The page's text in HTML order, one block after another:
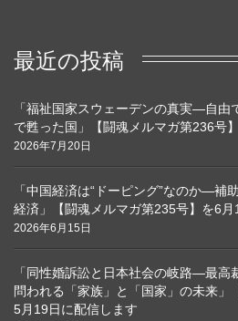
最近の投稿
「福祉国家スウェーデンの真実―自由
で甦った国」【闘魂メルマガ第236号
2026年7月20日
「中国経済は“ドーピング”なのか―補
経済」【闘魂メルマガ第235号】を6
2026年6月15日
「同性婚訴訟と日本社会の岐路―最高
問われる「家族」と「国家」の未来」
5月19日に配信します